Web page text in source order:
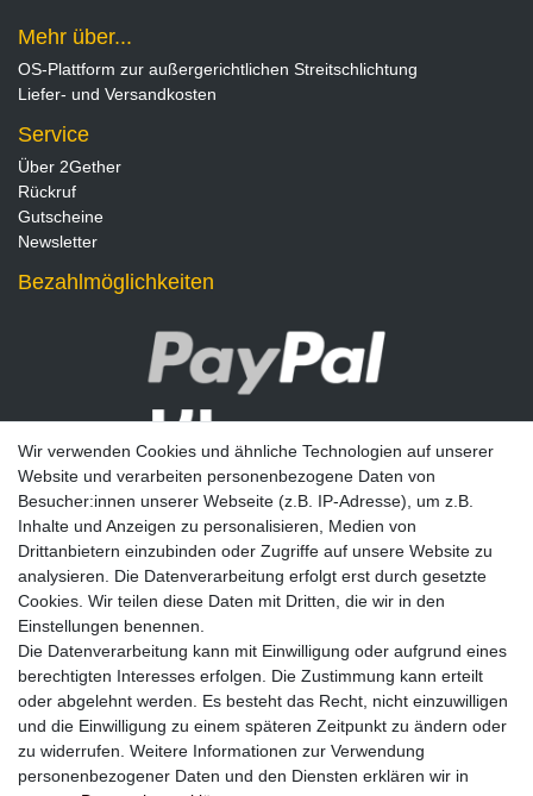
Mehr über...
OS-Plattform zur außergerichtlichen Streitschlichtung
Liefer- und Versandkosten
Service
Über 2Gether
Rückruf
Gutscheine
Newsletter
Bezahlmöglichkeiten
Newsletter
E-MAIL **
Einwilligung kann ich jederzeit widerrufen.**
Abonnieren
Wir verwenden Cookies und ähnliche Technologien auf unserer
Website und verarbeiten personenbezogene Daten von
Besucher:innen unserer Webseite (z.B. IP-Adresse), um z.B.
Inhalte und Anzeigen zu personalisieren, Medien von
Drittanbietern einzubinden oder Zugriffe auf unsere Website zu
analysieren. Die Datenverarbeitung erfolgt erst durch gesetzte
Cookies. Wir teilen diese Daten mit Dritten, die wir in den
Einstellungen benennen.
Die Datenverarbeitung kann mit Einwilligung oder aufgrund eines
berechtigten Interesses erfolgen. Die Zustimmung kann erteilt
oder abgelehnt werden. Es besteht das Recht, nicht einzuwilligen
und die Einwilligung zu einem späteren Zeitpunkt zu ändern oder
zu widerrufen. Weitere Informationen zur Verwendung
personenbezogener Daten und den Diensten erklären wir in